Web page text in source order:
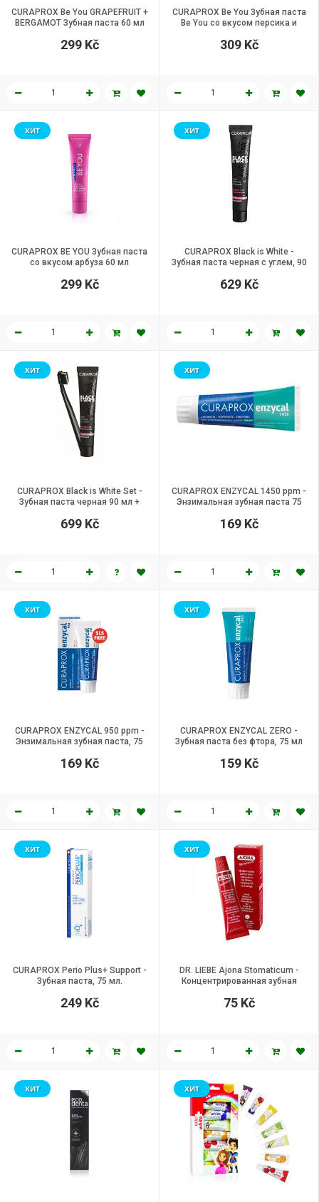
CURAPROX Be You GRAPEFRUIT +
BERGAMOT Зубная паста 60 мл
299 Kč
CURAPROX Be You Зубная паста
Be You со вкусом персика и
309 Kč
CURAPROX BE YOU Зубная паста
со вкусом арбуза 60 мл
ХИТ
299 Kč
CURAPROX Black is White -
Зубная паста черная с углем, 90
ХИТ
629 Kč
CURAPROX Black is White Set -
Зубная паста черная 90 мл +
ХИТ
699 Kč
CURAPROX ENZYCAL 1450 ppm -
Энзимальная зубная паста 75
ХИТ
169 Kč
CURAPROX ENZYCAL 950 ppm -
Энзимальная зубная паста, 75
ХИТ
169 Kč
CURAPROX ENZYCAL ZERO -
Зубная паста без фтора, 75 мл
ХИТ
159 Kč
CURAPROX Perio Plus+ Support -
Зубная паста, 75 мл.
ХИТ
249 Kč
DR. LIEBE Ajona Stomaticum -
Концентрированная зубная
ХИТ
75 Kč
ХИТ ХИТ